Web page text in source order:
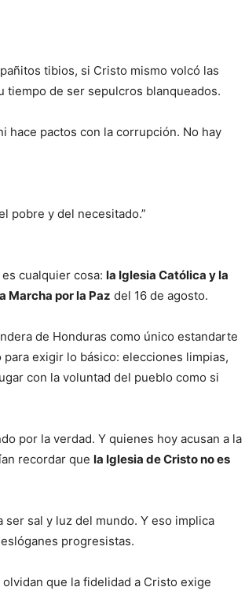
tibios, si Cristo mismo volcó las
tiempo de ser sepulcros blanqueados.
hace pactos con la corrupción. No hay
pobre y del necesitado.”
cualquier cosa: la Iglesia Católica y la
Marcha por la Paz del 16 de agosto.
de Honduras como único estandarte
exigir lo básico: elecciones limpias,
con la voluntad del pueblo como si
por la verdad. Y quienes hoy acusan a la
recordar que la Iglesia de Cristo no es
sal y luz del mundo. Y eso implica
progresistas.
que la fidelidad a Cristo exige